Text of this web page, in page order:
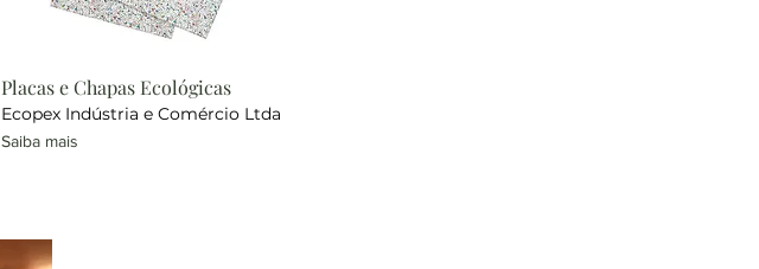
Placas e Chapas Ecológicas
Ecopex Indústria e Comércio Ltda
Saiba mais